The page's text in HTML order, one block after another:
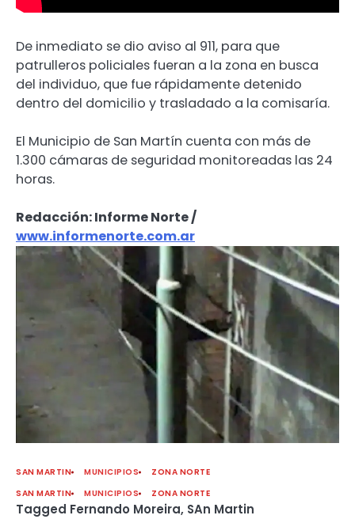
De inmediato se dio aviso al 911, para que
patrulleros policiales fueran a la zona en busca
del individuo, que fue rápidamente detenido
dentro del domicilio y trasladado a la comisaría.
El Municipio de San Martín cuenta con más de
1.300 cámaras de seguridad monitoreadas las 24
horas.
Redacción: Informe Norte /
www.informenorte.com.ar
SAN MARTIN MUNICIPIOS
ZONA NORTE
SAN MARTIN
MUNICIPIOS ZONA NORTE
Tagged Fernando Moreira, SAn Martin